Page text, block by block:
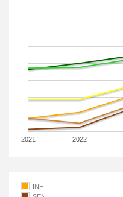
2021 2022
INF